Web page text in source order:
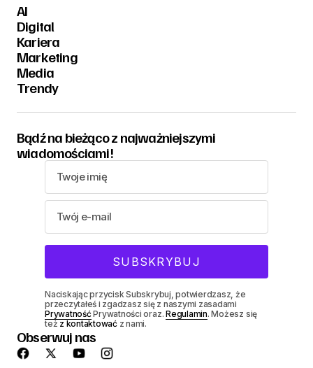
AI
Digital
Kariera
Marketing
Media
Trendy
Bądź na bieżąco z najważniejszymi
wiadomościami!
Naciskając przycisk Subskrybuj, potwierdzasz, że
przeczytałeś i zgadzasz się z naszymi zasadami
PrywatnośćPrywatności oraz.Regulamin. Możesz się
też z kontaktowaćz nami.
Obserwuj nas